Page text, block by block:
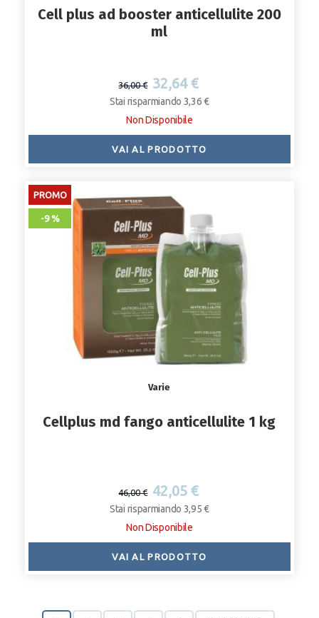
Cell plus ad booster anticellulite 200
ml
36,00 € 32,64 €
Stai risparmiando 3,36 €
Non Disponibile
VAI AL PRODOTTO
PROMO
-9 %
Varie
Cellplus md fango anticellulite 1 kg
46,00 € 42,05 €
Stai risparmiando 3,95 €
Non Disponibile
VAI AL PRODOTTO